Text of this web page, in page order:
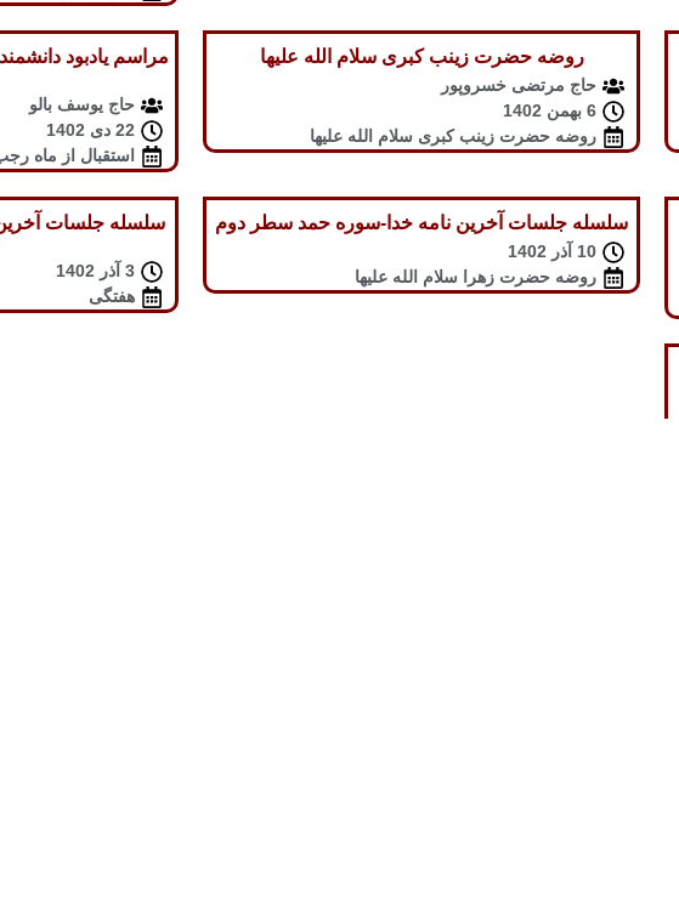
روضه حضرت زینب کبری سلام الله علیها
حاج مرتضی خسروپور
6 بهمن 1402
روضه حضرت زینب کبری سلام الله علیها
مراسم یادبود
حاج یوسف بالو
22 دی 1402
استقبال از ماه
سلسله جلسات آخرین نامه خدا-سوره حمد سطر دوم
10 آذر 1402
روضه حضرت زهرا سلام الله علیها
3 آذر 1402
هفتگی